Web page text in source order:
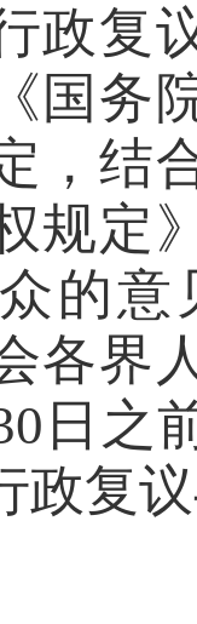
政复
国务
，结
规定
的
各界
日之
政复